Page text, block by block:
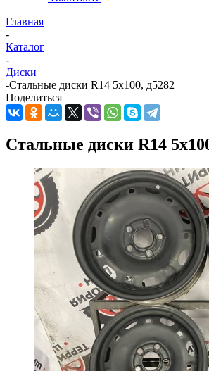
Главная
-
Каталог
-
Диски
-Стальные диски R14 5x100, д5282
Поделиться
Стальные диски R14